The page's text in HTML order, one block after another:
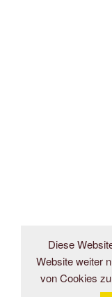
Diese
Website weiter
von Cookies